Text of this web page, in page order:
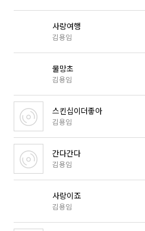
사랑여행
김용임
물망초
김용임
스킨십이더좋아
김용임
간다간다
김용임
사랑이죠
김용임